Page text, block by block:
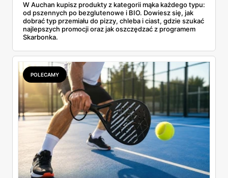
W Auchan kupisz produkty z kategorii mąka każdego typu:
od pszennych po bezglutenowe i BIO. Dowiesz się, jak
dobrać typ przemiału do pizzy, chleba i ciast, gdzie szukać
najlepszych promocji oraz jak oszczędzać z programem
Skarbonka.
POLECAMY